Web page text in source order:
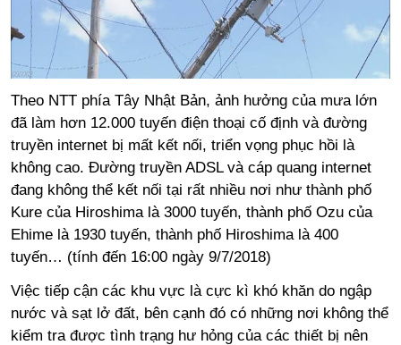
Theo NTT phía Tây Nhật Bản, ảnh hưởng của mưa lớn
đã làm hơn 12.000 tuyến điện thoại cố định và đường
truyền internet bị mất kết nối, triển vọng phục hồi là
không cao. Đường truyền ADSL và cáp quang internet
đang không thể kết nối tại rất nhiều nơi như thành phố
Kure của Hiroshima là 3000 tuyến, thành phố Ozu của
Ehime là 1930 tuyến, thành phố Hiroshima là 400
tuyến… (tính đến 16:00 ngày 9/7/2018)
Việc tiếp cận các khu vực là cực kì khó khăn do ngập
nước và sạt lở đất, bên cạnh đó có những nơi không thể
kiểm tra được tình trạng hư hỏng của các thiết bị nên